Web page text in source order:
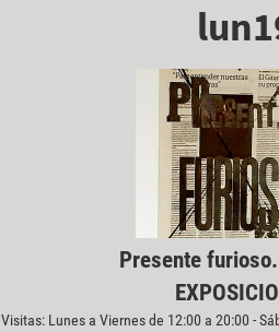
Presente
Visitas: Lunes a Viernes de 12:00 a 20:00 -